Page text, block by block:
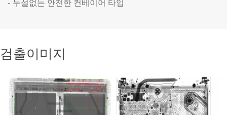
누설없는 안전한 컨베이어 타입
검출이미지